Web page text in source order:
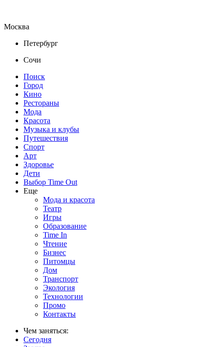
Москва
Петербург
Сочи
Поиск
Город
Кино
Рестораны
Мода
Красота
Музыка и клубы
Путешествия
Спорт
Арт
Здоровье
Дети
Выбор Time Out
Еще
Мода и красота
Театр
Игры
Образование
Time In
Чтение
Бизнес
Питомцы
Дом
Транспорт
Экология
Технологии
Промо
Контакты
Чем заняться:
Сегодня